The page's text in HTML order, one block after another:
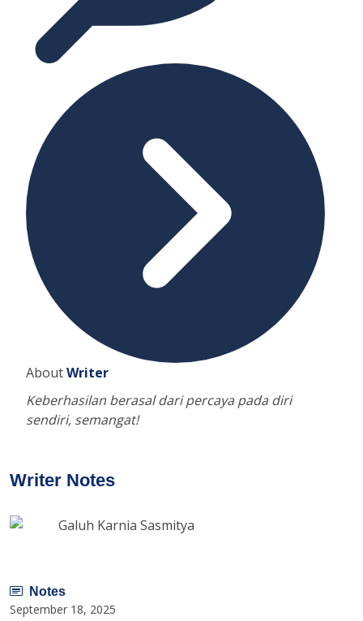
AboutWriter
Keberhasilan berasal dari percaya pada diri
sendiri, semangat!
Writer Notes
Galuh Karnia Sasmitya
Notes
September 18, 2025